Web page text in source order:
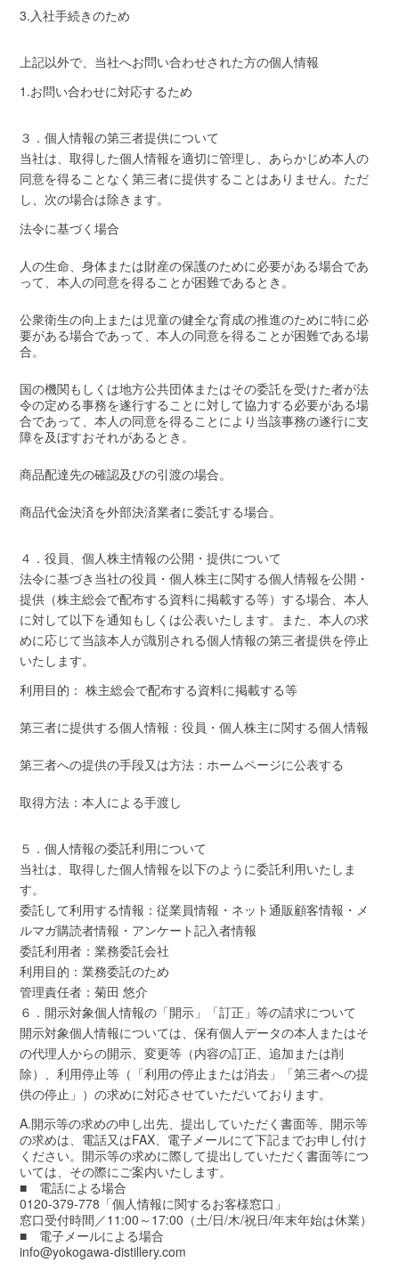
3.入社手続きのため
上記以外で、当社へお問い合わせされた方の個人情報
1.お問い合わせに対応するため
３．個人情報の第三者提供について
当社は、取得した個人情報を適切に管理し、あらかじめ本人の
同意を得ることなく第三者に提供することはありません。ただ
し、次の場合は除きます。
法令に基づく場合
人の生命、身体または財産の保護のために必要がある場合であ
って、本人の同意を得ることが困難であるとき。
公衆衛生の向上または児童の健全な育成の推進のために特に必
要がある場合であって、本人の同意を得ることが困難である場
合。
国の機関もしくは地方公共団体またはその委託を受けた者が法
令の定める事務を遂行することに対して協力する必要がある場
合であって、本人の同意を得ることにより当該事務の遂行に支
障を及ぼすおそれがあるとき。
商品配達先の確認及びの引渡の場合。
商品代金決済を外部決済業者に委託する場合。
４．役員、個人株主情報の公開・提供について
法令に基づき当社の役員・個人株主に関する個人情報を公開・
提供（株主総会で配布する資料に掲載する等）する場合、本人
に対して以下を通知もしくは公表いたします。また、本人の求
めに応じて当該本人が識別される個人情報の第三者提供を停止
いたします。
利用目的： 株主総会で配布する資料に掲載する等
第三者に提供する個人情報：役員・個人株主に関する個人情報
第三者への提供の手段又は方法：ホームページに公表する
取得方法：本人による手渡し
５．個人情報の委託利用について
当社は、取得した個人情報を以下のように委託利用いたしま
す。
委託して利用する情報：従業員情報・ネット通販顧客情報・メ
ルマガ購読者情報・アンケート記入者情報
委託利用者：業務委託会社
利用目的：業務委託のため
管理責任者：菊田 悠介
６．開示対象個人情報の「開示」「訂正」等の請求について
開示対象個人情報については、保有個人データの本人またはそ
の代理人からの開示、変更等（内容の訂正、追加または削
除）、利用停止等（「利用の停止または消去」「第三者への提
供の停止」）の求めに対応させていただいております。
A.開示等の求めの申し出先、提出していただく書面等、開示等
の求めは、電話又はFAX、電子メールにて下記までお申し付け
ください。開示等の求めに際して提出していただく書面等につ
いては、その際にご案内いたします。
■ 電話による場合
0120-379-778「個人情報に関するお客様窓口」
窓口受付時間／11:00～17:00（土/日/木/祝日/年末年始は休業）
■ 電子メールによる場合
info@yokogawa-distillery.com